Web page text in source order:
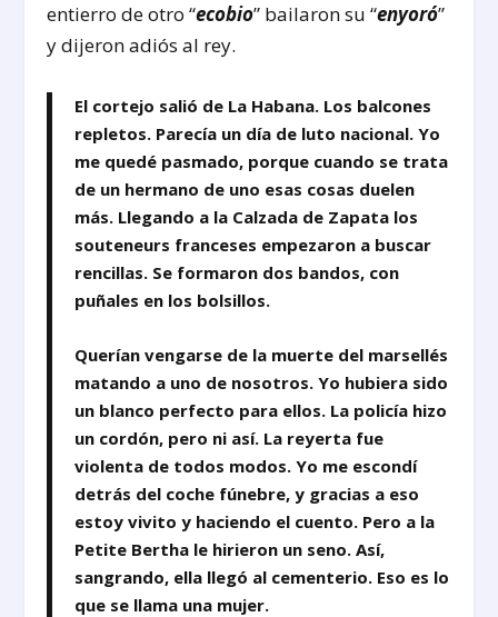
entierro de otro “ecobio” bailaron su “enyoró”
y dijeron adiós al rey.
El cortejo salió de La Habana. Los balcones
repletos. Parecía un día de luto nacional. Yo
me quedé pasmado, porque cuando se trata
de un hermano de uno esas cosas duelen
más. Llegando a la Calzada de Zapata los
souteneurs franceses empezaron a buscar
rencillas. Se formaron dos bandos, con
puñales en los bolsillos.
Querían vengarse de la muerte del marsellés
matando a uno de nosotros. Yo hubiera sido
un blanco perfecto para ellos. La policía hizo
un cordón, pero ni así. La reyerta fue
violenta de todos modos. Yo me escondí
detrás del coche fúnebre, y gracias a eso
estoy vivito y haciendo el cuento. Pero a la
Petite Bertha le hirieron un seno. Así,
sangrando, ella llegó al cementerio. Eso es lo
que se llama una mujer.